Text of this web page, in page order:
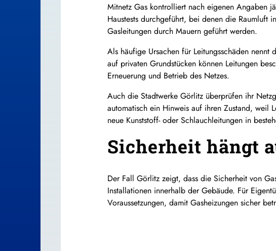
Mitnetz Gas kontrolliert nach eigenen Angaben
Haustests durchgeführt, bei denen die Raumluft
Gasleitungen durch Mauern geführt werden.
Als häufige Ursachen für Leitungsschäden
auf privaten Grundstücken können Leitungen
Erneuerung und Betrieb des Netzes.
Auch die Stadtwerke Görlitz überprüfen ihr
automatisch ein Hinweis auf ihren Zustand, weil
neue Kunststoff- oder Schlauchleitungen in
Sicherheit hängt
Der Fall Görlitz zeigt, dass die Sicherheit von
Installationen innerhalb der Gebäude. Für
Voraussetzungen, damit Gasheizungen sicher